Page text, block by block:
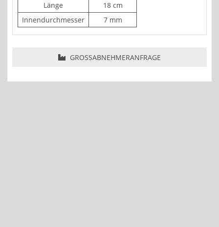
Länge
18 cm
Innendurchmesser
7 mm
GROSSABNEHMERANFRAGE